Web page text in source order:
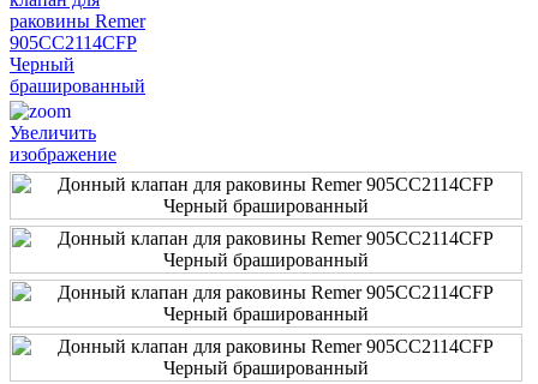
Увеличить
изображение